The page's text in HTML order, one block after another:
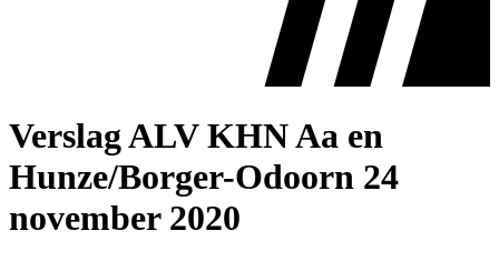
Verslag ALV KHN Aa en
Hunze/Borger-Odoorn 24
november 2020